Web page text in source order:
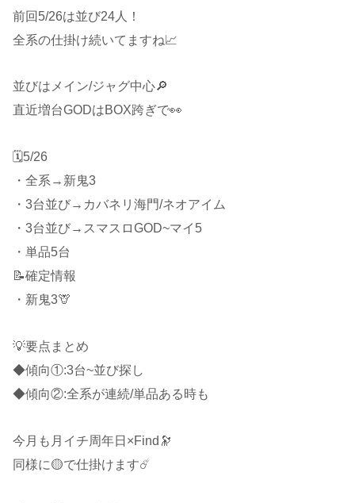
前回5/26は並び24人！
全系の仕掛け続いてますね📈
並びはメイン/ジャグ中心🔎
直近増台GODはBOX跨ぎで👀
🗓5/26
・全系→新鬼3
・3台並び→カバネリ海門/ネオアイム
・3台並び→スマスロGOD~マイ5
・単品5台
📝確定情報
・新鬼3🦒
💡要点まとめ
◆傾向①:3台~並び探し
◆傾向②:全系が連続/単品ある時も
今月も月イチ周年日×Find🔭
同様に🟡で仕掛けます☄️